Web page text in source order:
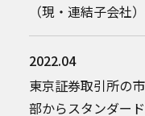
（現・連結子会社
2022.04
東京証券取引所の
部からスタンダー